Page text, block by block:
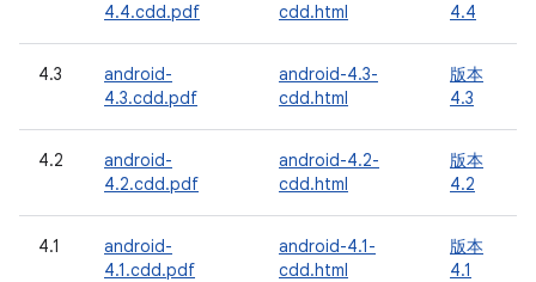
4.4.cdd.pdf
cdd.html
4.4
4.3
android-
4.3.cdd.pdf
android-4.3-
cdd.html
版本
4.3
4.2
android-
4.2.cdd.pdf
android-4.2-
cdd.html
版本
4.2
4.1
android-
4.1.cdd.pdf
android-4.1-
cdd.html
版本
4.1